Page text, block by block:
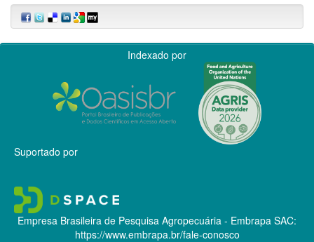
Indexado por
Suportado por
Empresa Brasileira de Pesquisa Agropecuária - Embrapa SAC:
https://www.embrapa.br/fale-conosco